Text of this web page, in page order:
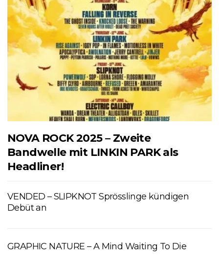
NOVA ROCK 2025 – Zweite
Bandwelle mit LINKIN PARK als
Headliner!
VENDED – SLIPKNOT Sprösslinge kündigen
Debüt an
GRAPHIC NATURE – A Mind Waiting To Die